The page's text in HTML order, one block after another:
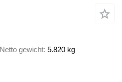
Netto gewicht 5.820 kg